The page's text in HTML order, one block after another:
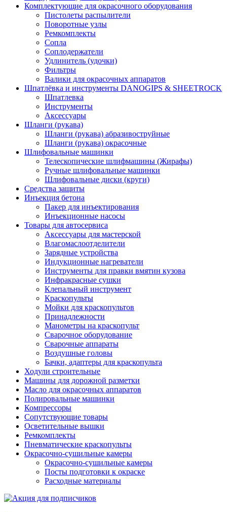
Комплектующие для окрасочного оборудования
Пистолеты распылители
Поворотные узлы
Ремкомплекты
Сопла
Соплодержатели
Удлинитель (удочки)
Фильтры
Валики для окрасочных аппаратов
Шпатлёвка и инструменты DANOGIPS & SHEETROCK
Шпатлевка
Инструменты
Аксессуары
Шланги (рукава)
Шланги (рукава) абразивоструйные
Шланги (рукава) окрасочные
Шлифовальные машинки
Телескопические шлифмашины (Жирафы)
Ручные шлифовальные машинки
Шлифовальные диски (круги)
Средства защиты
Инъекция бетона
Пакер для инъектирования
Инъекционные насосы
Товары для автосервиса
Аксессуары для мастерской
Влагомаслоотделители
Зарядные устройства
Индукционные нагреватели
Инструменты для правки вмятин кузова
Инфракрасные сушки
Клепальный инструмент
Краскопульты
Мойки для краскопультов
Принадлежности
Манометры на краскопульт
Сварочное оборудование
Сварочные аппараты
Воздушные головы
Бачки, адаптеры для краскопульта
Ходули строительные
Машины для дорожной разметки
Масло для окрасочных аппаратов
Полировальные машинки
Компрессоры
Сопутствующие товары
Осветительные вышки
Ремкомплекты
Пневматические краскопульты
Окрасочно-сушильные камеры
Окрасочно-сушильные камеры
Посты подготовки к окраске
Расходные материалы